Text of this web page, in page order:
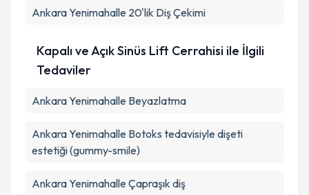
Ankara Yenimahalle 20'lik Diş Çekimi
Kapalı ve Açık Sinüs Lift Cerrahisi ile İlgili
Tedaviler
Ankara Yenimahalle Beyazlatma
Ankara Yenimahalle Botoks tedavisiyle dişeti
estetiği (gummy-smile)
Ankara Yenimahalle Çapraşık diş